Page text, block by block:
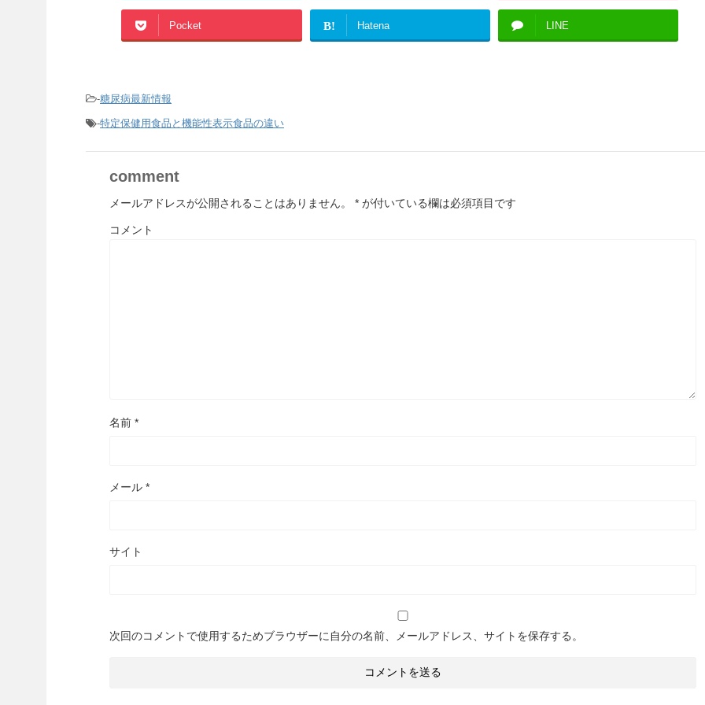
Pocket B! Hatena LINE
-糖尿病最新情報
-特定保健用食品と機能性表示食品の違い
comment
メールアドレスが公開されることはありません。 * が付いている欄は必須項目です
コメント
名前 *
メール *
サイト
次回のコメントで使用するためブラウザーに自分の名前、メールアドレス、サイトを保存する。